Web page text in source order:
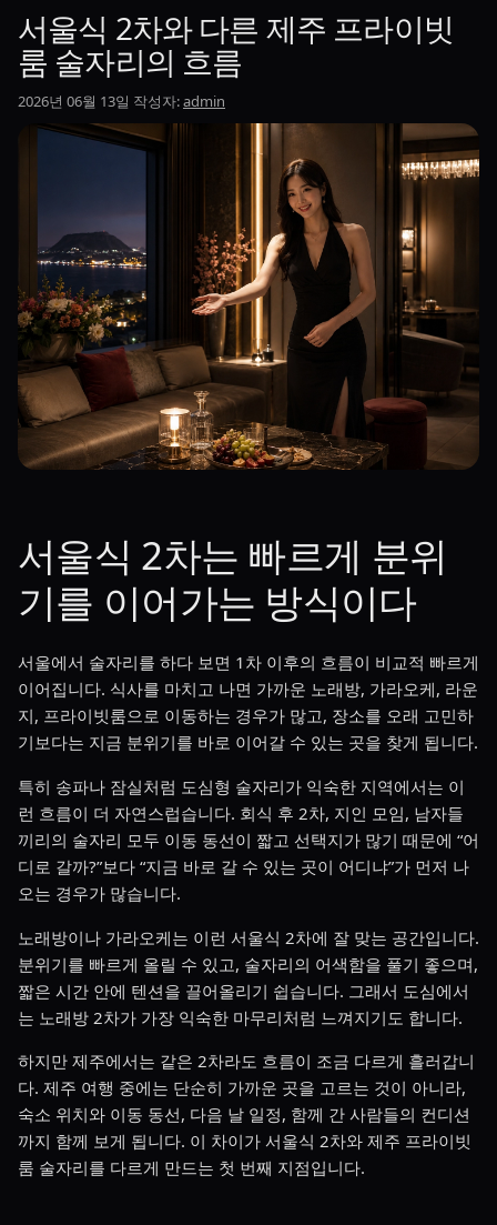
서울식 2차와 다른 제주 프라이빗
룸 술자리의 흐름
2026년 06월 13일 작성자:admin
서울식 2차는 빠르게 분위
기를 이어가는 방식이다
서울에서 술자리를 하다 보면 1차 이후의 흐름이 비교적 빠르게
이어집니다. 식사를 마치고 나면 가까운 노래방, 가라오케, 라운
지, 프라이빗룸으로 이동하는 경우가 많고, 장소를 오래 고민하
기보다는 지금 분위기를 바로 이어갈 수 있는 곳을 찾게 됩니다.
특히 송파나 잠실처럼 도심형 술자리가 익숙한 지역에서는 이
런 흐름이 더 자연스럽습니다. 회식 후 2차, 지인 모임, 남자들
끼리의 술자리 모두 이동 동선이 짧고 선택지가 많기 때문에 “어
디로 갈까?”보다 “지금 바로 갈 수 있는 곳이 어디냐”가 먼저 나
오는 경우가 많습니다.
노래방이나 가라오케는 이런 서울식 2차에 잘 맞는 공간입니다.
분위기를 빠르게 올릴 수 있고, 술자리의 어색함을 풀기 좋으며,
짧은 시간 안에 텐션을 끌어올리기 쉽습니다. 그래서 도심에서
는 노래방 2차가 가장 익숙한 마무리처럼 느껴지기도 합니다.
하지만 제주에서는 같은 2차라도 흐름이 조금 다르게 흘러갑니
다. 제주 여행 중에는 단순히 가까운 곳을 고르는 것이 아니라,
숙소 위치와 이동 동선, 다음 날 일정, 함께 간 사람들의 컨디션
까지 함께 보게 됩니다. 이 차이가 서울식 2차와 제주 프라이빗
룸 술자리를 다르게 만드는 첫 번째 지점입니다.